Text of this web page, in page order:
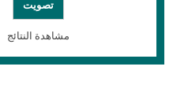
مشاهدة النتائج